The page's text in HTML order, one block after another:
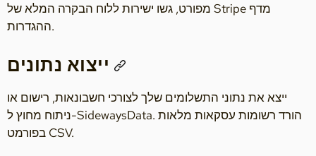
מפורט, גשו ישירות ללוח הבקרה המלא של Stripe מדף
ההגדרות.
ייצא את נתוני התשלומים שלך לצורכי חשבונאות, רישום או
ניתוח מחוץ ל-SidewaysData. הורד רשומות עסקאות מלאות
בפורמט CSV.